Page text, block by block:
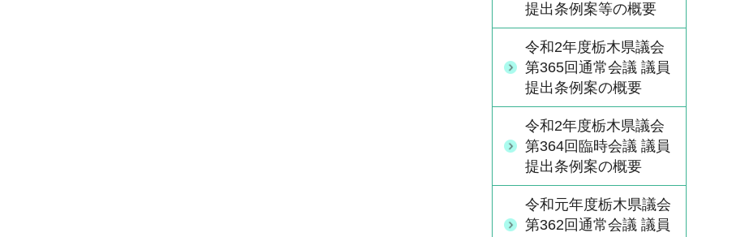
提出条例案等の概要
令和2年度栃木県議会
第365回通常会議 議員
提出条例案の概要
令和2年度栃木県議会
第364回臨時会議 議員
提出条例案の概要
令和元年度栃木県議会
第362回通常会議 議員